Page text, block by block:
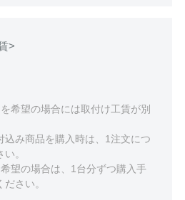
>
希望の場合には取付け工賃が別
込み商品を購入時は、1注文につ
。
望の場合は、1台分ずつ購入手
さい。